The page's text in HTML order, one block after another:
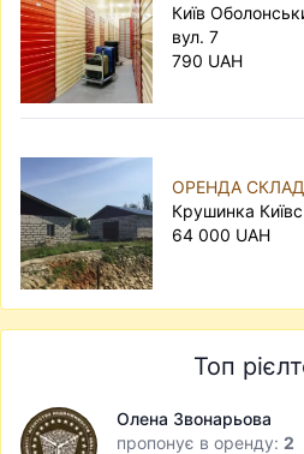
Київ
вул. 7
790 UAH
ОРЕНДА
Крушинка
64 000 UAH
Топ
Олена Звонарьова
пропонує в оренду: 2